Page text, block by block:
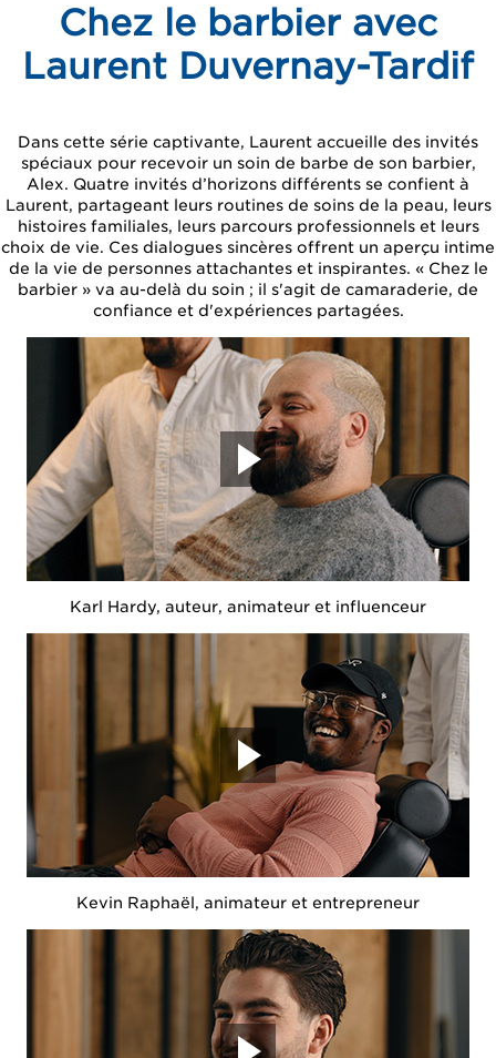
Chez le barbier avec
Laurent Duvernay-Tardif
Dans cette série captivante, Laurent accueille des invités
spéciaux pour recevoir un soin de barbe de son barbier,
Alex. Quatre invités d’horizons différents se confient à
Laurent, partageant leurs routines de soins de la peau, leurs
histoires familiales, leurs parcours professionnels et leurs
choix de vie. Ces dialogues sincères offrent un aperçu intime
de la vie de personnes attachantes et inspirantes. « Chez le
barbier » va au-delà du soin ; il s'agit de camaraderie, de
confiance et d'expériences partagées.
Karl Hardy, auteur, animateur et influenceur
Kevin Raphaël, animateur et entrepreneur